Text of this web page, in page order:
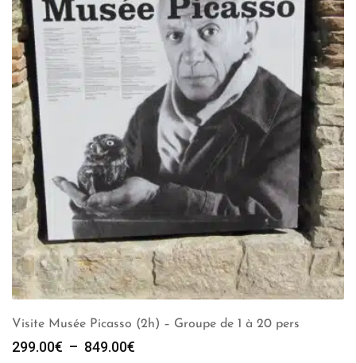
Visite Musée Picasso (2h) – Groupe de 1 à 20 pers
299.00€ – 849.00€